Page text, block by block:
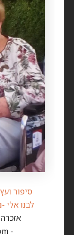
סיפור
לבנו אלי